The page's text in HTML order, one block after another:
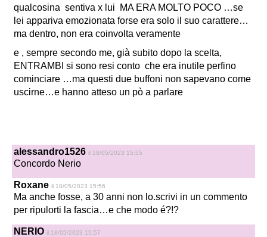
qualcosina sentiva x lui MA ERA MOLTO POCO …se
lei appariva emozionata forse era solo il suo carattere…
ma dentro, non era coinvolta veramente
e , sempre secondo me, già subito dopo la scelta,
ENTRAMBI si sono resi conto che era inutile perfino
cominciare …ma questi due buffoni non sapevano come
uscirne…e hanno atteso un pò a parlare
alessandro1526 il 18/05/2023 15:55
Concordo Nerio
Roxane il 18/05/2023 15:56
Ma anche fosse, a 30 anni non lo.scrivi in un commento
per ripulorti la fascia…e che modo é?!?
NERIO il 18/05/2023 15:57